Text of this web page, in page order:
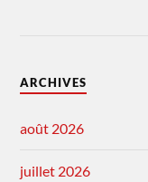
ARCHIVES
août 2026
juillet 2026